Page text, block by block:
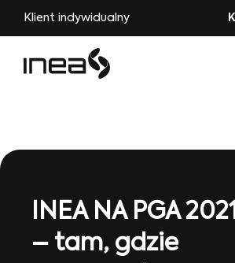
Klient indywidualny
INEA NA PGA
– tam, gdzie